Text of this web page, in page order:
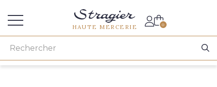
HAUTE MERCERIE 0